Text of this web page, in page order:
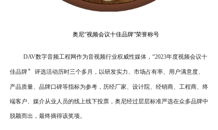
奥尼“视频会议十佳品牌”荣誉称号
DAV数字音频工程网作为音视频行业权威性媒体 ， “2023年度视频会议十
佳品牌” 评选活动历时三个多月，以研发实力、市场占有率、用户满意度、
产品质量、品牌口碑等指标为参考，历经厂家、设计院、经销商、工程商、终
端客户、媒介从业人员的线上线下投票，奥尼经过层层标准严选在众多品牌中
脱颖而出，最终摘得该奖项。